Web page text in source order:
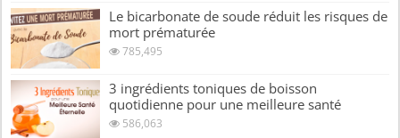
Le bicarbonate de soude réduit les risques de
mort prématurée
785,495
3 ingrédients toniques de boisson
quotidienne pour une meilleure santé
586,063